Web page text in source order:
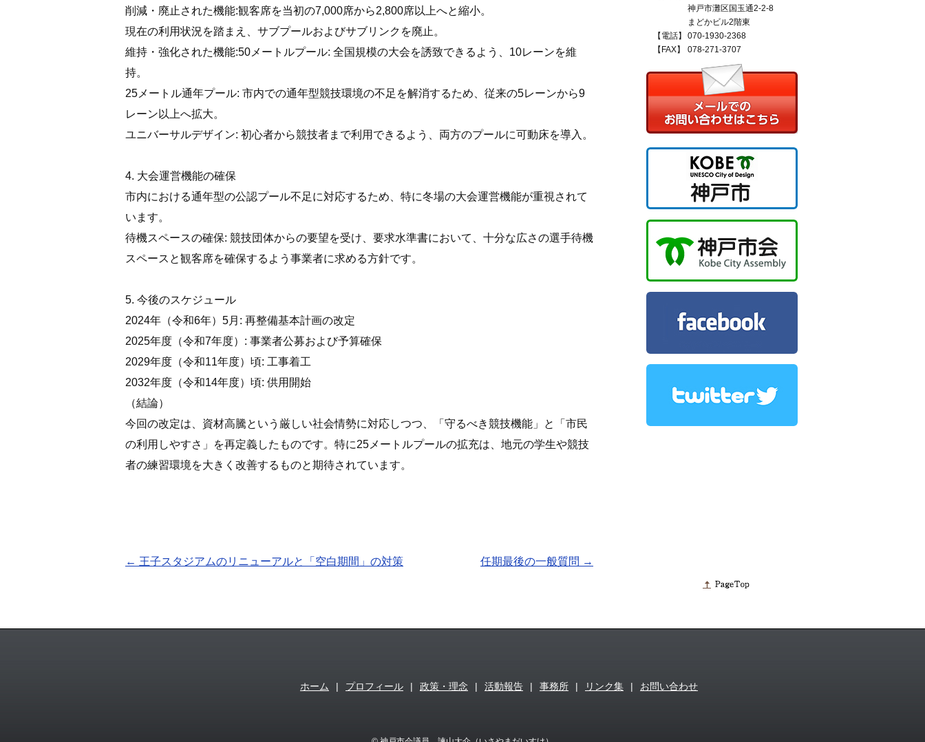
削減・廃止された機能:観客席を当初の7,000席から2,800席以上へと縮小。
現在の利用状況を踏まえ、サブプールおよびサブリンクを廃止。
維持・強化された機能:50メートルプール: 全国規模の大会を誘致できるよう、10レーンを維
持。
25メートル通年プール: 市内での通年型競技環境の不足を解消するため、従来の5レーンから9
レーン以上へ拡大。
ユニバーサルデザイン: 初心者から競技者まで利用できるよう、両方のプールに可動床を導入。
4. 大会運営機能の確保
市内における通年型の公認プール不足に対応するため、特に冬場の大会運営機能が重視されて
います。
待機スペースの確保: 競技団体からの要望を受け、要求水準書において、十分な広さの選手待機
スペースと観客席を確保するよう事業者に求める方針です。
5. 今後のスケジュール
2024年（令和6年）5月: 再整備基本計画の改定
2025年度（令和7年度）: 事業者公募および予算確保
2029年度（令和11年度）頃: 工事着工
2032年度（令和14年度）頃: 供用開始
（結論）
今回の改定は、資材高騰という厳しい社会情勢に対応しつつ、「守るべき競技機能」と「市民
の利用しやすさ」を再定義したものです。特に25メートルプールの拡充は、地元の学生や競技
者の練習環境を大きく改善するものと期待されています。
← 王子スタジアムのリニューアルと「空白期間」の対策 任期最後の一般質問 →
神戸市灘区国玉通2-2-8
まどかビル2階東
【電話】
070-1930-2368
【FAX】
078-271-3707
ホーム | プロフィール | 政策・理念 | 活動報告 | 事務所 | リンク集 | お問い合わせ